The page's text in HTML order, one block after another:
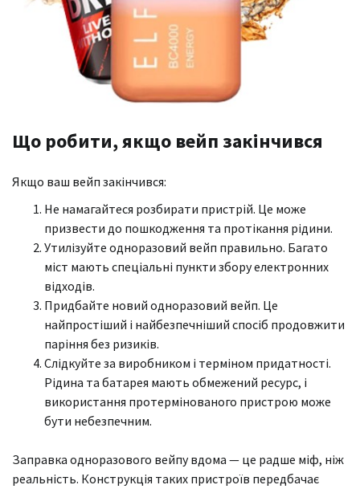
Що робити, якщо вейп закінчився
Якщо ваш вейп закінчився:
Не намагайтеся розбирати пристрій. Це може
призвести до пошкодження та протікання рідини.
Утилізуйте одноразовий вейп правильно. Багато
міст мають спеціальні пункти збору електронних
відходів.
Придбайте новий одноразовий вейп. Це
найпростіший і найбезпечніший спосіб продовжити
паріння без ризиків.
Слідкуйте за виробником і терміном придатності.
Рідина та батарея мають обмежений ресурс, і
використання протермінованого пристрою може
бути небезпечним.
Заправка одноразового вейпу вдома — це радше міф, ніж
реальність. Конструкція таких пристроїв передбачає